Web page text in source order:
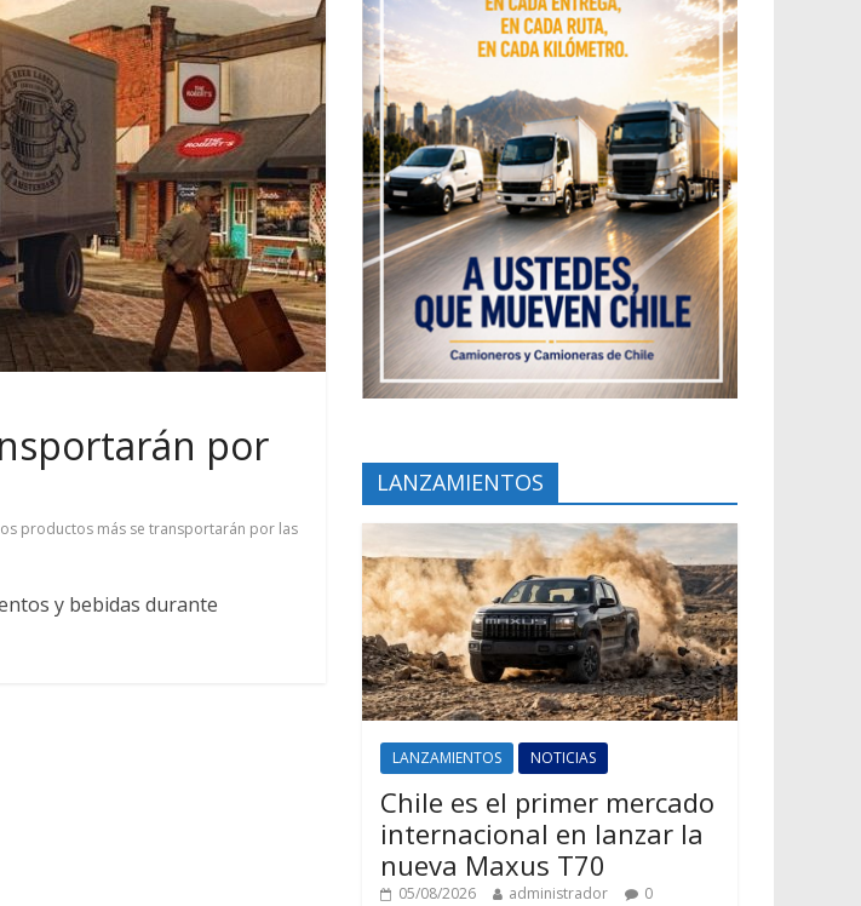
por
productos más se transportarán por las
y bebidas durante
LANZAMIENTOS
LANZAMIENTOS NOTICIAS
Chile es el primer mercado
internacional en lanzar la
nueva Maxus T70
05/08/2026 administrador 0